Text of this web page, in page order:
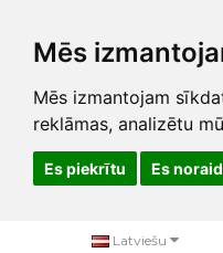
Mēs
Mēs izmantojam
reklāmas, analizētu
Es piekrītu Es
Latviešu